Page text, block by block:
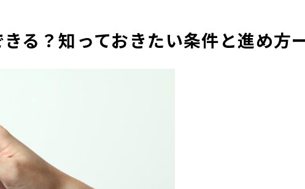
る？知っておきたい条件と進め方